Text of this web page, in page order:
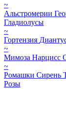
~
Альстромерии
Гладиолусы
~
Гортензия
~
Мимоза Нарцисс
~
Ромашки Сирень
Розы